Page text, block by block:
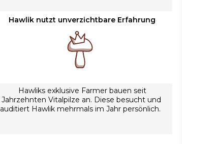
Hawlik nutzt unverzichtbare Erfahrung
Hawliks exklusive Farmer bauen seit
Jahrzehnten Vitalpilze an. Diese besucht und
auditiert Hawlik mehrmals im Jahr persönlich.